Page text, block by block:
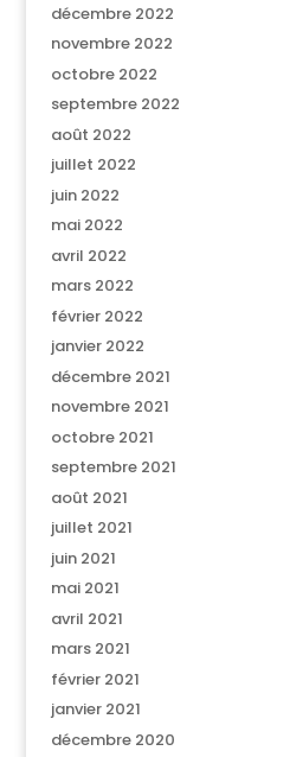
décembre 2022
novembre 2022
octobre 2022
septembre 2022
août 2022
juillet 2022
juin 2022
mai 2022
avril 2022
mars 2022
février 2022
janvier 2022
décembre 2021
novembre 2021
octobre 2021
septembre 2021
août 2021
juillet 2021
juin 2021
mai 2021
avril 2021
mars 2021
février 2021
janvier 2021
décembre 2020